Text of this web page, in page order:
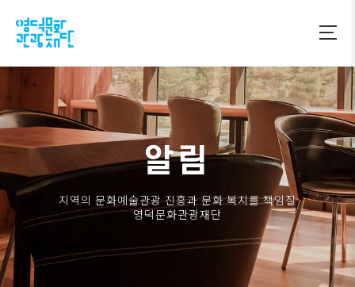
알림
지역의 문화예술관광 진흥과 문화 복지를 책임질
영덕문화관광재단